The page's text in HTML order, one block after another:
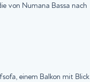
von Numana Bassa nach
einem Balkon mit Blick